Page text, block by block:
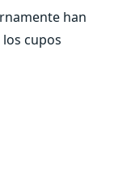
han
cupos